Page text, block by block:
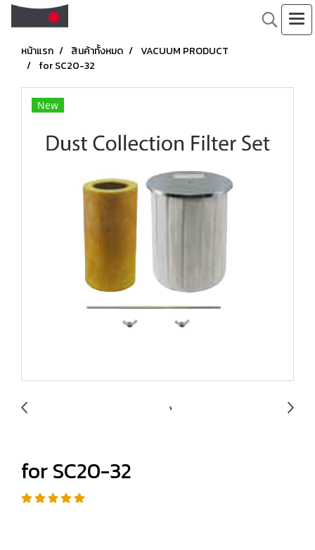
หน้าแรก สินค้าทั้งหมด
VACUUM PRODUCT
for SC20-32
New
for SC20-32